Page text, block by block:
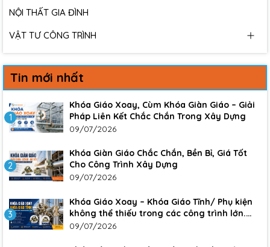
NỘI THẤT GIA ĐÌNH
VẬT TƯ CÔNG TRÌNH
Tin mới nhất
1
Khóa Giáo Xoay, Cùm Khóa Giàn Giáo – Giải
Pháp Liên Kết Chắc Chắn Trong Xây Dựng
09/07/2026
2
Khóa Giàn Giáo Chắc Chắn, Bền Bỉ, Giá Tốt
Cho Công Trình Xây Dựng
09/07/2026
3
Khóa Giáo Xoay – Khóa Giáo Tĩnh/ Phụ kiện
không thể thiếu trong các công trình lớn.
Đảm bảo sự an toàn, chắc chắn cho công
09/07/2026